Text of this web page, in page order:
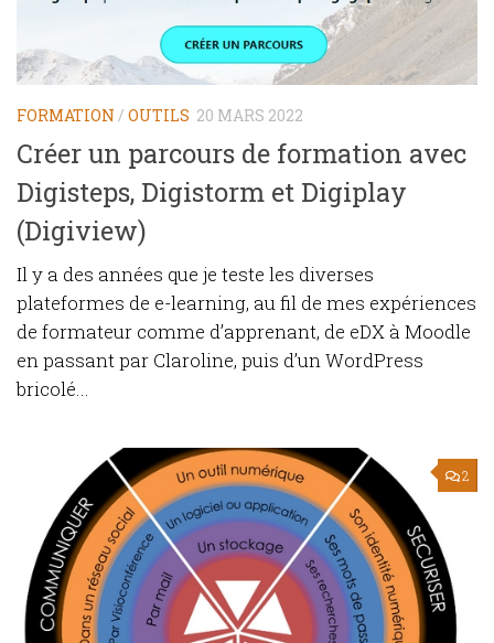
FORMATION / OUTILS 20 MARS 2022
Créer un parcours de formation avec
Digisteps, Digistorm et Digiplay
(Digiview)
Il y a des années que je teste les diverses
plateformes de e-learning, au fil de mes expériences
de formateur comme d’apprenant, de eDX à Moodle
en passant par Claroline, puis d’un WordPress
bricolé...
2